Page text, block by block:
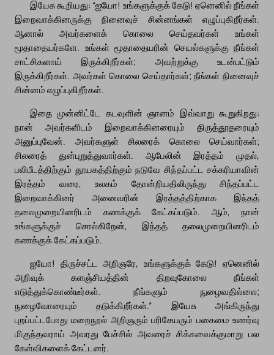
இயேசு கூறியது: “ஐயோ! உங்களுக்குக் கேடு! ஏனெனில் நீங்கள்
இறைவாக்கினருக்கு நினைவுச் சின்னங்கள் எழுப்புகிறீர்கள்.
ஆனால் அவர்களைக் கொலை செய்தவர்கள் உங்கள்
மூதாதையர்களே. உங்கள் மூதாதையரின் செயல்களுக்கு நீங்கள்
சாட்சிகளாய் இருக்கிறீர்கள்; அவற்றுக்கு உடன்பட்டும்
இருக்கிறீர்கள். அவர்கள் கொலை செய்தார்கள்; நீங்கள் நினைவுச்
சின்னம் எழுப்புகிறீர்கள்.
இதை முன்னிட்டே கடவுளின் ஞானம் இவ்வாறு கூறுகிறது:
நான் அவர்களிடம் இறைவாக்கினரையும் திருத்தூதரையும்
அனுப்புவேன். அவர்களுள் சிலரைக் கொலை செய்வார்கள்;
சிலரைத் துன்புறுத்துவார்கள். ஆபேலின் இரத்தம் முதல்,
பலிபீடத்திற்கும் தூயகத்திற்கும் நடுவே சிந்தப்பட்ட சக்கரியாவின்
இரத்தம் வரை, உலகம் தோன்றியதிலிருந்து சிந்தப்பட்ட
இறைவாக்கினர் அனைவரின் இரத்தத்திற்காக இந்தத்
தலைமுறையினரிடம் கணக்குக் கேட்கப்படும். ஆம், நான்
உங்களுக்குச் சொல்கிறேன், இந்தத் தலைமுறையினரிடம்
கணக்குக் கேட்கப்படும்.
ஐயோ! திருச்சட்ட அறிஞரே, உங்களுக்குக் கேடு! ஏனெனில்
அறிவுக் களஞ்சியத்தின் திறவுகோலை நீங்கள்
எடுத்துக்கொண்டீர்கள். நீங்களும் நுழைவதில்லை;
நுழைவோரையும் தடுக்கிறீர்கள்.” இயேசு அங்கிருந்து
புறப்பட்டபோது மறைநூல் அறிஞரும் பரிசேயரும் பகைமை உணர்வு
மிகுந்தவராய் அவரது பேச்சில் அவரைச் சிக்கவைக்குமாறு பல
கேள்விகளைக் கேட்டனர்.